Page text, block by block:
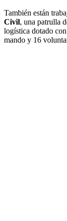
También están
Civil, una patrulla
logística dotado
mando y 16